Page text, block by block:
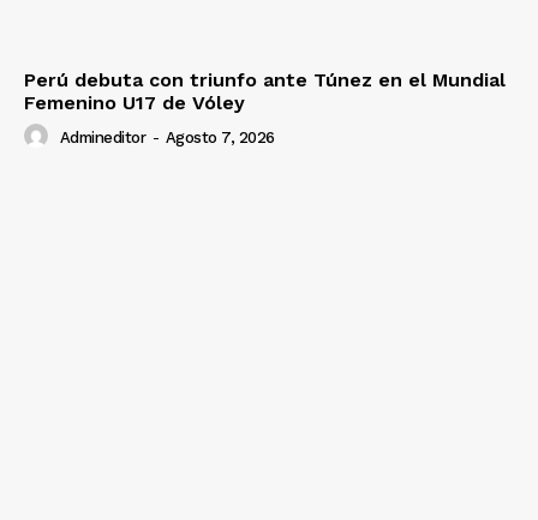
Perú debuta con triunfo ante Túnez en el Mundial
Femenino U17 de Vóley
Admineditor - Agosto 7, 2026